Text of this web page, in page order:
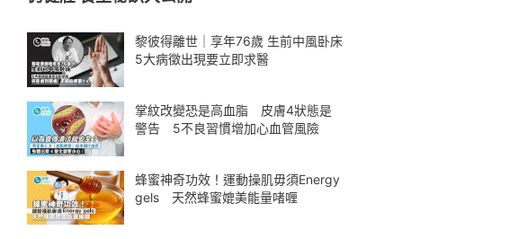
黎彼得離世｜享年76歲 生前中風卧床
5大病徵出現要立即求醫
掌紋改變恐是高血脂 皮膚4狀態是
警告 5不良習慣增加心血管風險
蜂蜜神奇功效！運動操肌毋須Energy
gels 天然蜂蜜媲美能量啫喱